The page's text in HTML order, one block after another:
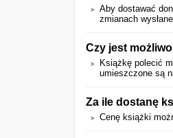
Aby dostawać
zmianach
Czy jest
Książkę polecić
umieszczone są
Za ile dostanę
Cenę książki